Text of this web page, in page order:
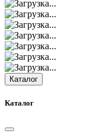
Каталог
Каталог